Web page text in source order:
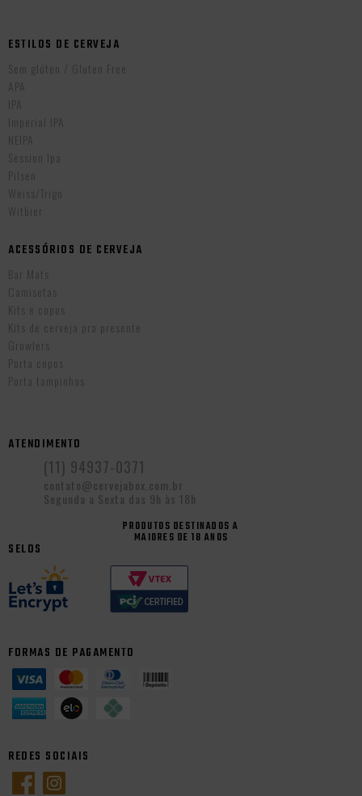
ESTILOS DE CERVEJA
Sem glúten / Gluten Free
APA
IPA
Imperial IPA
NEIPA
Session Ipa
Pilsen
Weiss/Trigo
Witbier
ACESSÓRIOS DE CERVEJA
Bar Mats
Camisetas
Kits e copos
Kits de cerveja pra presente
Growlers
Porta copos
Porta tampinhas
ATENDIMENTO
(11) 94937-0371
contato@cervejabox.com.br
Segunda a Sexta das 9h às 18h
PRODUTOS DESTINADOS A
MAIORES DE 18 ANOS
SELOS
FORMAS DE PAGAMENTO
REDES SOCIAIS